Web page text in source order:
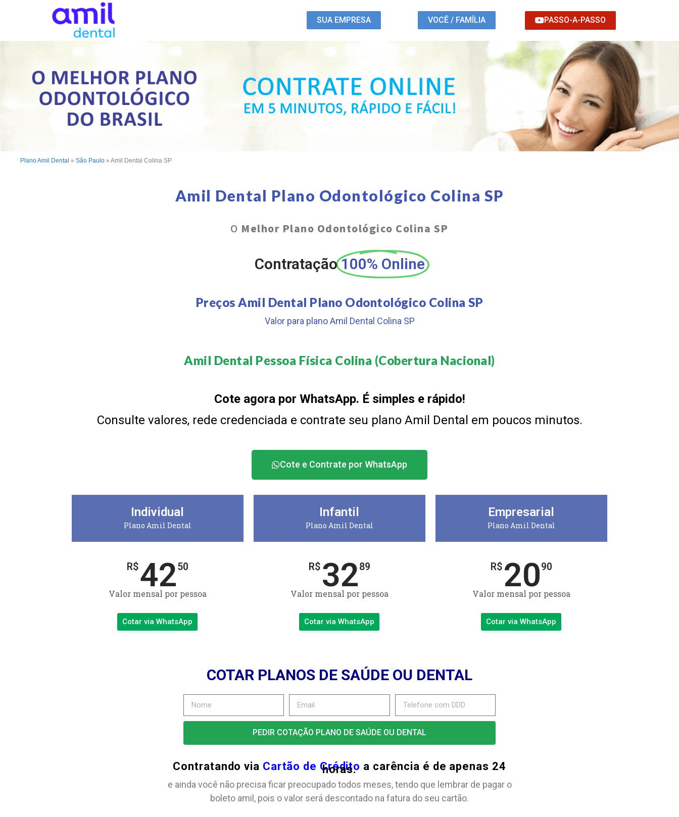
SUA EMPRESA VOCÊ / FAMÍLIA PASSO-A-PASSO
Plano Amil Dental » São Paulo » Amil Dental Colina SP
Amil Dental Plano Odontológico Colina SP
O Melhor Plano Odontológico Colina SP
Contratação 100% Online
Preços Amil Dental Plano Odontológico Colina SP
Valor para plano Amil Dental Colina SP
Amil Dental Pessoa Física Colina (Cobertura Nacional)​
Cote agora por WhatsApp. É simples e rápido!
Consulte valores, rede credenciada e contrate seu plano Amil Dental em poucos minutos.
Cote e Contrate por WhatsApp
Individual
Plano Amil Dental
R$4250
Valor mensal por pessoa
Cotar via WhatsApp
Infantil
Plano Amil Dental
R$ 3289
Valor mensal por pessoa
Cotar via WhatsApp
Empresarial
Plano Amil Dental
R$ 2090
Valor mensal por pessoa
Cotar via WhatsApp
COTAR PLANOS DE SAÚDE OU DENTAL
PEDIR COTAÇÃO PLANO DE SAÚDE OU DENTAL
Contratando via Cartão de Crédito a carência é de apenas 24
horas.
e ainda você não precisa ficar preocupado todos meses, tendo que lembrar de pagar o
boleto amil, pois o valor será descontado na fatura do seu cartão.